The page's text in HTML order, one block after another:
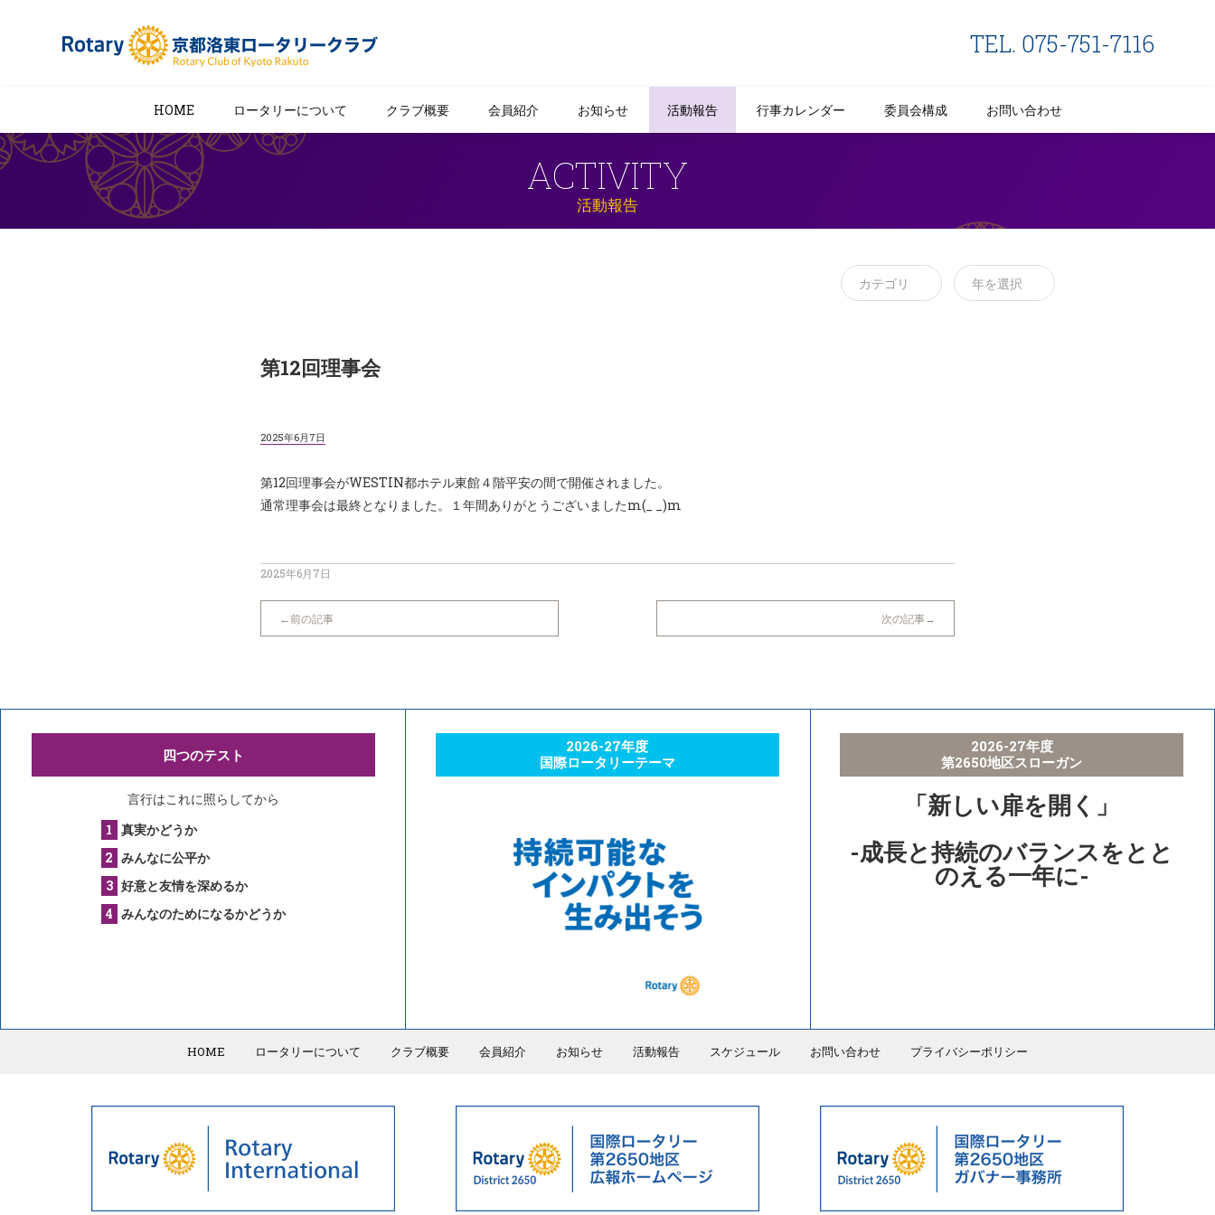
TEL. 075-751-7116
HOME ロータリーについて クラブ概要 会員紹介 お知らせ 活動報告 行事カレンダー 委員会構成 お問い合わせ
ACTIVITY
活動報告
第12回理事会
2025年6月7日
第12回理事会がWESTIN都ホテル東館４階平安の間で開催されました。
通常理事会は最終となりました。１年間ありがとうございましたm(_ _)m
2025年6月7日
前の記事 次の記事
四つのテスト
言行はこれに照らしてから
真実かどうか
みんなに公平か
好意と友情を深めるか
みんなのためになるかどうか
2026-27年度
国際ロータリーテーマ
2026-27年度
第2650地区スローガン
「新しい扉を開く」
-成長と持続のバランスをとと
のえる一年に-
HOME ロータリーについて クラブ概要 会員紹介 お知らせ 活動報告 スケジュール お問い合わせ プライバシーポリシー